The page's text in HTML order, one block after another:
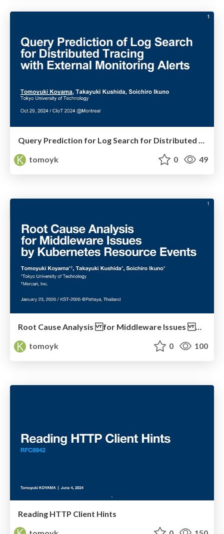
tomoyk
0 49
Root Cause Analysis for Middleware Issues by Kubernetes Resource Events / KST-2026
tomoyk
0 100
Reading HTTP Client Hints